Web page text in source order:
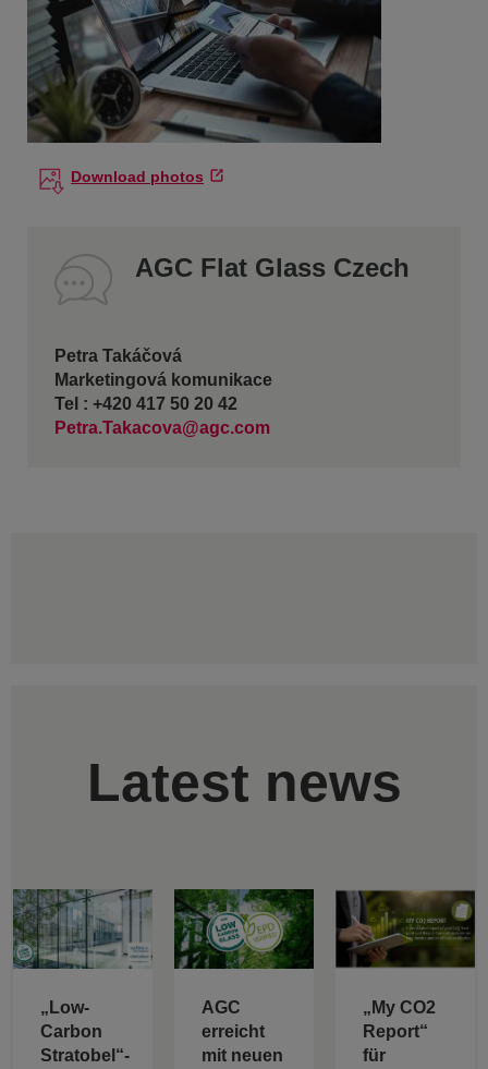
Download photos
AGC Flat Glass Czech
Petra Takáčová
Marketingová komunikace
Tel : +420 417 50 20 42
Petra.Takacova@agc.com
Latest news
„Low-
Carbon
Stratobel“-
AGC
erreicht
mit neuen
„My CO2
Report“
für